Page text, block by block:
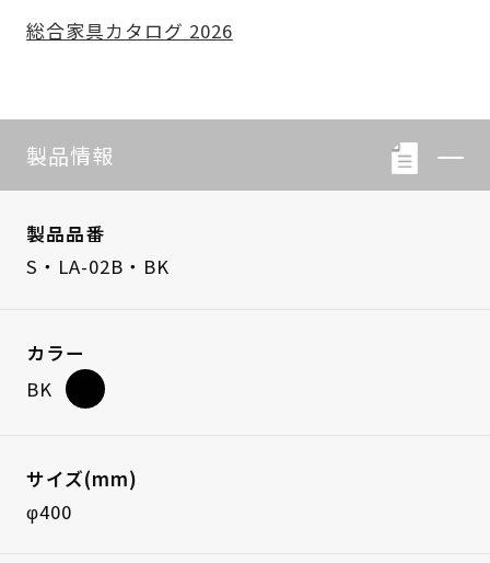
総合家具カタログ 2026
製品情報
製品品番
S・LA-02B・BK
カラー
BK
サイズ(mm)
φ400